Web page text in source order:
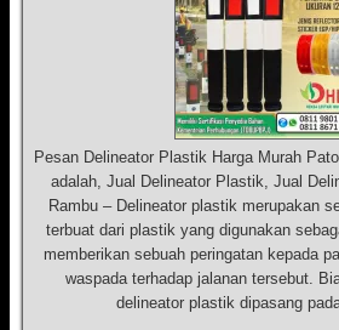
Pesan Delineator Plastik Harga Murah
adalah, Jual Delineator Plastik, Jual
Rambu – Delineator plastik merupakan
terbuat dari plastik yang digunakan
memberikan sebuah peringatan kepada
waspada terhadap jalanan tersebut.
delineator plastik dipasang